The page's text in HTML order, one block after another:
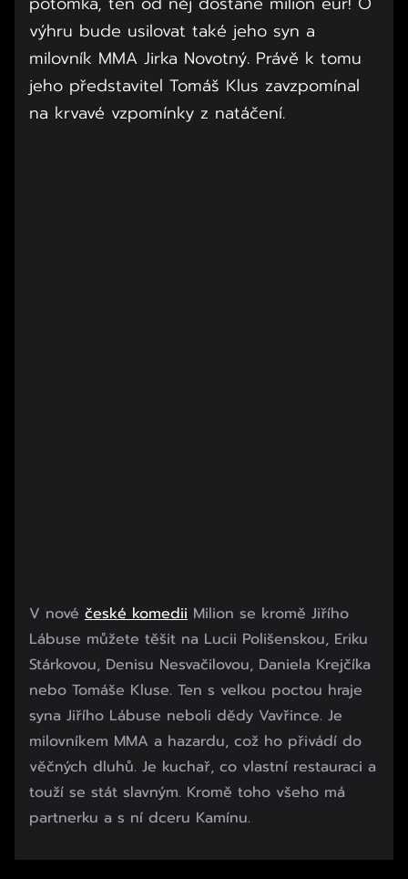
výhru bude usilovat také jeho syn a
milovník MMA Jirka Novotný. Právě k tomu
jeho představitel Tomáš Klus zavzpomínal
na krvavé vzpomínky z natáčení.
V nové české komedii Milion se kromě Jiřího
Lábuse můžete těšit na Lucii Polišenskou, Eriku
Stárkovou, Denisu Nesvačilovou, Daniela Krejčíka
nebo Tomáše Kluse. Ten s velkou poctou hraje
syna Jiřího Lábuse neboli dědy Vavřince. Je
milovníkem MMA a hazardu, což ho přivádí do
věčných dluhů. Je kuchař, co vlastní restauraci a
touží se stát slavným. Kromě toho všeho má
partnerku a s ní dceru Kamínu.